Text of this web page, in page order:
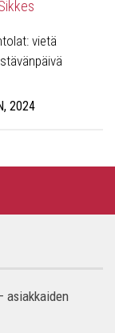
vietä
2024
asiakkaiden